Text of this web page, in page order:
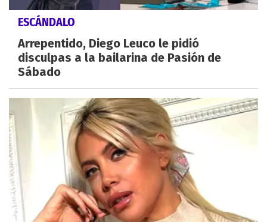
ESCÁNDALO
Arrepentido, Diego Leuco le pidió
disculpas a la bailarina de Pasión de
Sábado